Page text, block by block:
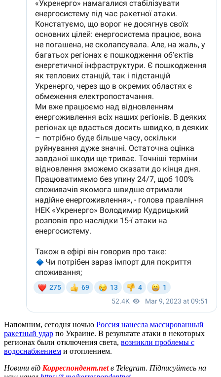
Напомним, сегодня ночью Россия нанесла массированный
ракетный удар по Украине. В результате атаки в некоторых
регионах были отключения света, возникли проблемы с
водоснабжением и отоплением.
Новини від Корреспондент.netв Telegram. Підписуйтесь на